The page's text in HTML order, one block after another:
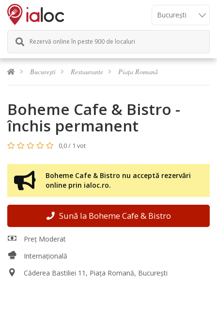
Rezervă online în peste 900 de localuri
București Restaurante Piața Romană
Boheme Cafe & Bistro -
închis permanent
0,0 / 1 vot
Boheme Cafe & Bistro nu acceptă rezervări
online prin ialoc.ro.
Sună la Boheme Cafe & Bistro
Preț Moderat
Internațională
Căderea Bastiliei 11, Piața Romană, București